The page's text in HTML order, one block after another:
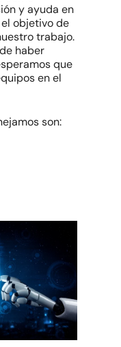
y ayuda en
objetivo de
trabajo.
haber
que
en el
son: